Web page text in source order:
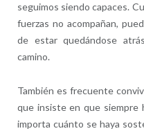
seguimos siendo capaces.
fuerzas no acompañan,
de estar quedándose
camino.
También es frecuente
que insiste en que siempre
importa cuánto se haya